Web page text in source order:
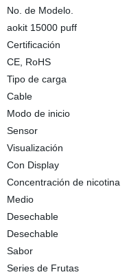
No. de Modelo.
aokit 15000 puff
Certificación
CE, RoHS
Tipo de carga
Cable
Modo de inicio
Sensor
Visualización
Con Display
Concentración de nicotina
Medio
Desechable
Desechable
Sabor
Series de Frutas